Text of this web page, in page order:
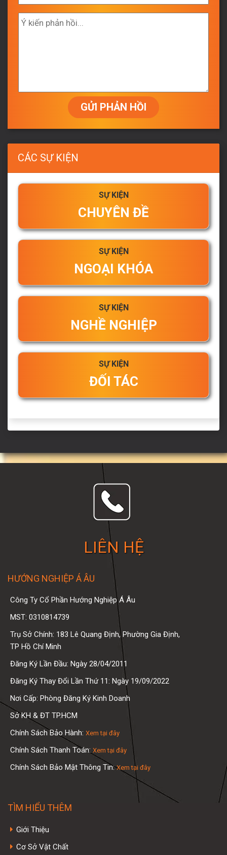
GỬI PHẢN HỒI
CÁC SỰ KIỆN
SỰ KIỆN
CHUYÊN ĐỀ
SỰ KIỆN
NGOẠI KHÓA
SỰ KIỆN
NGHỀ NGHIỆP
SỰ KIỆN
ĐỐI TÁC
LIÊN HỆ
HƯỚNG NGHIỆP Á ÂU
Công Ty Cổ Phần Hướng Nghiệp Á Âu
MST: 0310814739
Trụ Sở Chính: 183 Lê Quang Định, Phường Gia Định,
TP Hồ Chí Minh
Đăng Ký Lần Đầu: Ngày 28/04/2011
Đăng Ký Thay Đổi Lần Thứ 11: Ngày 19/09/2022
Nơi Cấp: Phòng Đăng Ký Kinh Doanh
Sở KH & ĐT TP.HCM
Chính Sách Bảo Hành: Xem tại đây
Chính Sách Thanh Toán: Xem tại đây
Chính Sách Bảo Mật Thông Tin:Xem tại đây
TÌM HIỂU THÊM
Giới Thiệu
Cơ Sở Vật Chất